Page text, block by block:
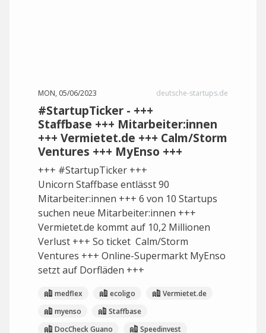
MON, 05/06/2023 deutsche-startups.de
#StartupTicker - +++
Staffbase +++ Mitarbeiter:innen
+++ Vermietet.de +++ Calm/Storm
Ventures +++ MyEnso +++
+++ #StartupTicker +++
Unicorn Staffbase entlässt 90
Mitarbeiter:innen +++ 6 von 10 Startups
suchen neue Mitarbeiter:innen +++
Vermietet.de kommt auf 10,2 Millionen
Verlust +++ So ticket Calm/Storm
Ventures +++ Online-Supermarkt MyEnso
setzt auf Dorfläden +++
medflex ecoligo
Vermietet.de
myenso
Staffbase
DocCheck Guano
Speedinvest